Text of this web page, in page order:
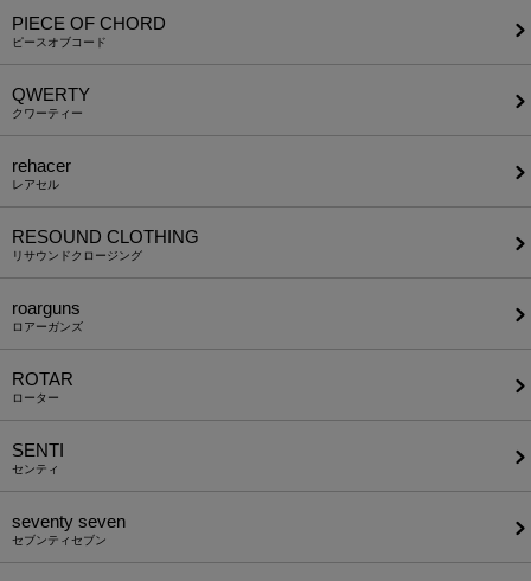
PIECE OF CHORD
ピースオブコード
QWERTY
クワーティー
rehacer
レアセル
RESOUND CLOTHING
リサウンドクロージング
roarguns
ロアーガンズ
ROTAR
ローター
SENTI
センティ
seventy seven
セブンティセブン